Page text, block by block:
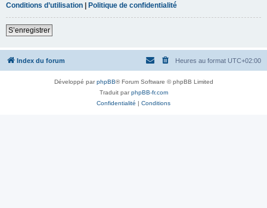
Conditions d’utilisation | Politique de confidentialité
S’enregistrer
Index du forum Heures au format UTC+02:00
Développé parphpBB® Forum Software © phpBB Limited
Traduit parphpBB-fr.com
Confidentialité | Conditions